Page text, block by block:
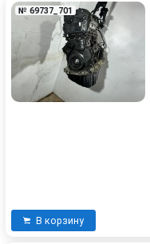
№ 69737_701
В корзину